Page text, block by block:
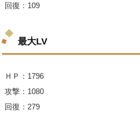
回復：109
最大LV
ＨＰ：1796
攻撃：1080
回復：279